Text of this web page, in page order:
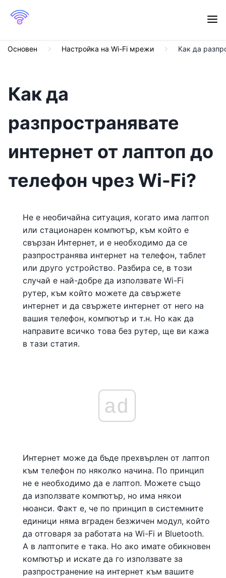
Основен Настройка на Wi-Fi мрежи Как да
Как да
разпространявате
интернет от лаптоп до
телефон чрез Wi-Fi?
Не е необичайна ситуация, когато има лаптоп
или стационарен компютър, към който е
свързан Интернет, и е необходимо да се
разпространява интернет на телефон, таблет
или друго устройство. Разбира се, в този
случай е най-добре да използвате Wi-Fi
рутер, към който можете да свържете
интернет и да свържете интернет от него на
вашия телефон, компютър и т.н. Но как да
направите всичко това без рутер, ще ви кажа
в тази статия.
ad
Интернет може да бъде прехвърлен от лаптоп
към телефон по няколко начина. По принцип
не е необходимо да е лаптоп. Можете също
да използвате компютър, но има някои
нюанси. Факт е, че по принцип в системните
единици няма вграден безжичен модул, който
да отговаря за работата на Wi-Fi и Bluetooth.
А в лаптопите е така. Но ако имате обикновен
компютър и искате да го използвате за
разпространение на интернет към вашите